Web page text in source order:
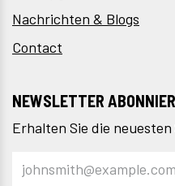
Nachrichten & Blogs
Contact
NEWSLETTER
Erhalten Sie die